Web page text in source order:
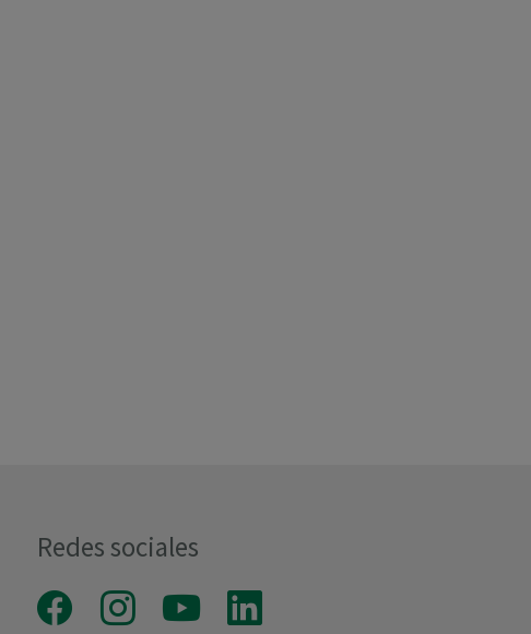
Redes sociales
Facebook Instagram Youtube